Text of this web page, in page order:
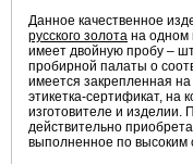
Данное качественное
русского золота на одном
имеет двойную пробу –
пробирной палаты о
имеется закрепленная
этикетка-сертификат, на
изготовителе и изделии.
действительно
выполненное по высоким